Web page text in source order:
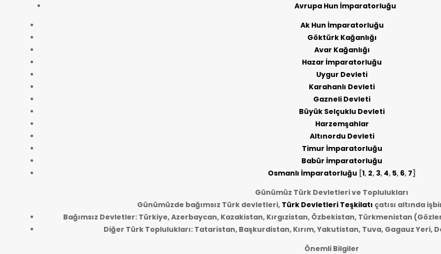
Avrupa Hun İmparatorluğu
Ak Hun İmparatorluğu
Göktürk Kağanlığı
Avar Kağanlığı
Hazar İmparatorluğu
Uygur Devleti
Karahanlı Devleti
Gazneli Devleti
Büyük Selçuklu Devleti
Harzemşahlar
Altınordu Devleti
Timur İmparatorluğu
Babür İmparatorluğu
Osmanlı İmparatorluğu [1, 2, 3, 4, 5, 6, 7]
Günümüz Türk Devletleri ve Toplulukları
Günümüzde bağımsız Türk devletleri, Türk Devletleri Teşkilatı çatısı altında
Bağımsız Devletler: Türkiye, Azerbaycan, Kazakistan, Kırgızistan, Özbekistan, Türkmenistan
Diğer Türk Toplulukları: Tataristan, Başkurdistan, Kırım, Yakutistan, Tuva, Gagauz Yeri,
Önemli Bilgiler